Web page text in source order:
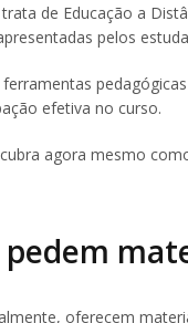
de Educação a
pelos
ferramentas
efetiva no curso.
agora mesmo
pedem
oferecem